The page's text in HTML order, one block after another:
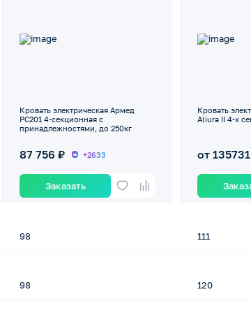
Кровать электрическая Армед
РС201 4-секционная с
принадлежностями, до 250кг
87 756 ₽ +2633
Заказать
98
98
Кровать
Aliura II 4-х
от
111
120